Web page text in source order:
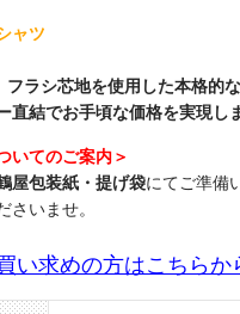
ャツ
ラシ芯地を使用した本格的
直結でお手頃な価格を実現し
いてのご案内＞
屋包装紙・提げ袋にてご準備
さいませ。
い求めの方はこちらか